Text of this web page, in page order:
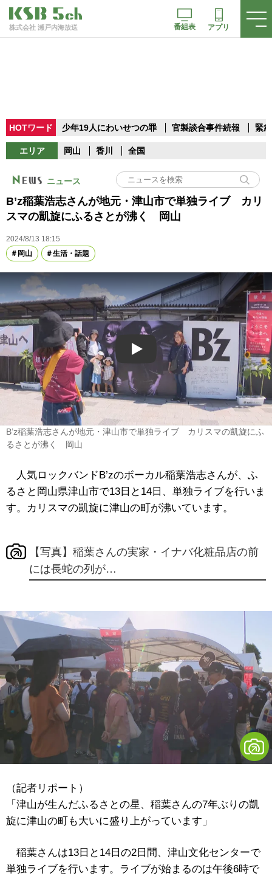
株式会社 瀬戸内海放送 番組表 アプリ
HOTワード 少年19人にわいせつの罪 官製談合事件続報 緊
エリア 岡山 香川 全国
ニュース
B’z稲葉浩志さんが地元・津山市で単独ライブ カリ
スマの凱旋にふるさとが沸く 岡山
2024/8/13 18:15
岡山
生活・話題
Play
B’z稲葉浩志さんが地元・津山市で単独ライブ カリスマの凱旋にふ
るさとが沸く 岡山
人気ロックバンドB’zのボーカル稲葉浩志さんが、ふ
るさと岡山県津山市で13日と14日、単独ライブを行いま
す。カリスマの凱旋に津山の町が沸いています。
【写真】稲葉さんの実家・イナバ化粧品店の前
には長蛇の列が…
（記者リポート）
「津山が生んだふるさとの星、稲葉さんの7年ぶりの凱
旋に津山の町も大いに盛り上がっています」
稲葉さんは13日と14日の2日間、津山文化センターで
単独ライブを行います。ライブが始まるのは午後6時で